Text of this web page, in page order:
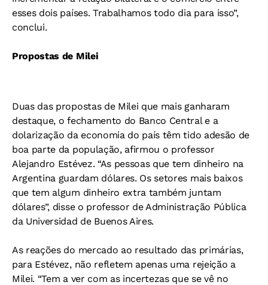
esses dois países. Trabalhamos todo dia para isso”,
conclui.
Propostas de Milei
Duas das propostas de Milei que mais ganharam
destaque, o fechamento do Banco Central e a
dolarização da economia do país têm tido adesão de
boa parte da população, afirmou o professor
Alejandro Estévez. “As pessoas que tem dinheiro na
Argentina guardam dólares. Os setores mais baixos
que tem algum dinheiro extra também juntam
dólares”, disse o professor de Administração Pública
da Universidad de Buenos Aires.
As reações do mercado ao resultado das primárias,
para Estévez, não refletem apenas uma rejeição a
Milei. “Tem a ver com as incertezas que se vê no